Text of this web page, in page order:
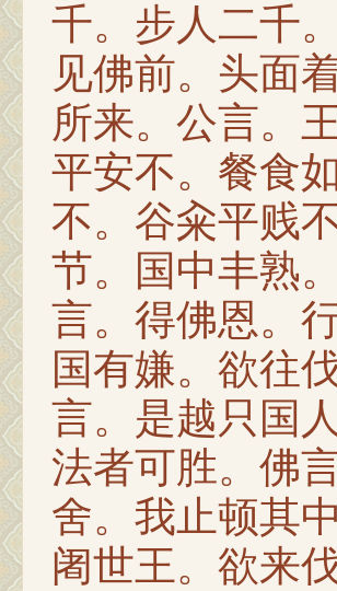
千。步人二千
见佛前。头面
所来。公言。
平安不。餐食
不。谷籴平贱
节。国中丰熟
言。得佛恩。
国有嫌。欲往
言。是越只国
法者可胜。佛
舍。我止顿其
阇世王。欲来